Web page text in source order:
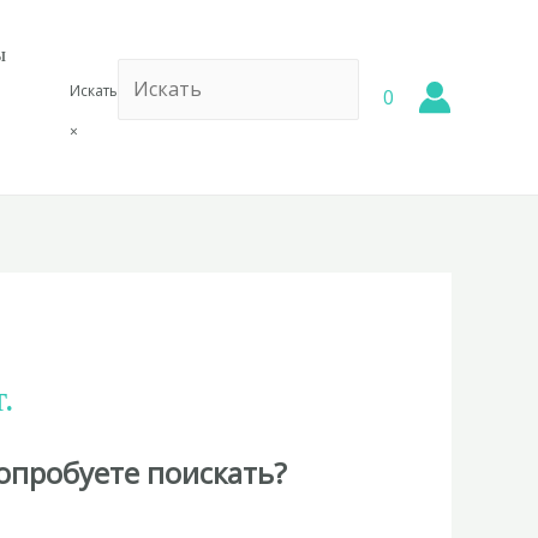
Искать
×
0
поискать?